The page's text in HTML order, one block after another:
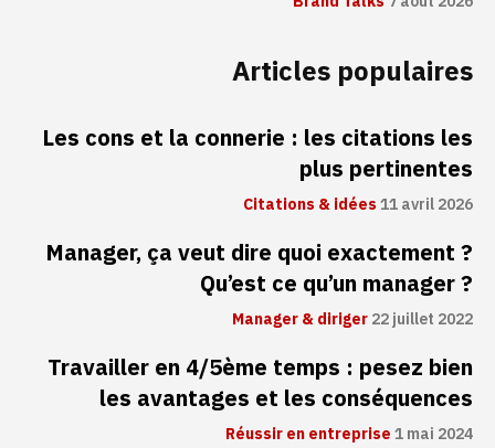
Articles populaires
Les cons et la connerie : les citations les
plus pertinentes
Citations & idées11 avril 2026
Manager, ça veut dire quoi exactement ?
Qu’est ce qu’un manager ?
Manager & diriger22 juillet 2022
Travailler en 4/5ème temps : pesez bien
les avantages et les conséquences
Réussir en entreprise1 mai 2024